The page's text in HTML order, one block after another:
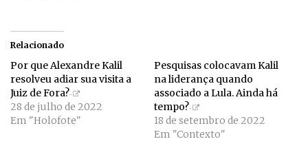
Relacionado
Por que Alexandre Kalil
resolveu adiar sua visita a
Juiz de Fora?
28 de julho de 2022
Em "Holofote"
Pesquisas colocavam Kalil
na liderança quando
associado a Lula. Ainda há
tempo?
18 de setembro de 2022
Em "Contexto"